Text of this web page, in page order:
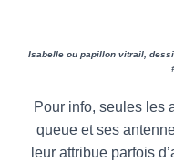
Isabelle ou papillon vitrail,
Pour info, seules les
queue et ses
leur attribue parfois